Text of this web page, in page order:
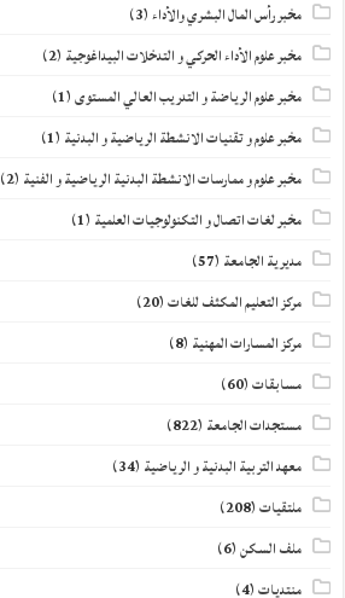
مخبر رأس المال البشري والأداء(3)
مخبر علوم الأداء الحركي و التدخلات البيداغوجية (2)
مخبر علوم الرياضة و التدريب العالي المستوى(1)
مخبر علوم و تقنيات الانشطة الرياضية و البدنية (1)
مخبر علوم و ممارسات الانشطة البدنية الرياضية و الفنية (2)
مخبر لغات اتصال و التكنولوجيات العلمية (1)
مديرية الجامعة (57)
مركز التعليم المكثف للغات(20)
مركز المسارات المهنية (8)
مسابقات(60)
مستجدات الجامعة (822)
معهد التربية البدنية و الرياضية (34)
ملتقيات(208)
ملف السكن(6)
منتديات(4)